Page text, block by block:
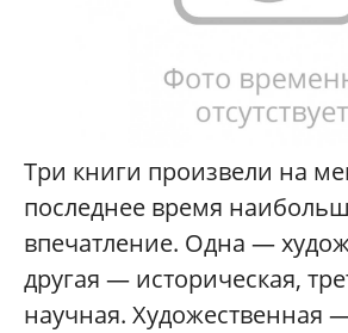
Три книги произвели на
последнее время
впечатление. Одна —
другая — историческая,
научная. Художественная